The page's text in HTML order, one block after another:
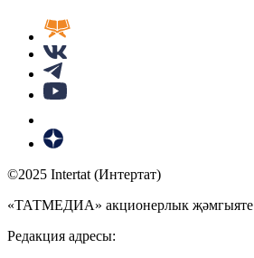
©2025 Intertat (Интертат)
«ТАТМЕДИА» акционерлык җәмгыяте
Редакция адресы: